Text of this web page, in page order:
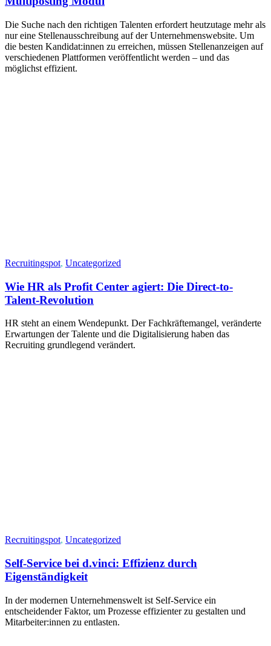
Die Suche nach den richtigen Talenten erfordert heutzutage mehr als
nur eine Stellenausschreibung auf der Unternehmenswebsite. Um
die besten Kandidat:innen zu erreichen, müssen Stellenanzeigen auf
verschiedenen Plattformen veröffentlicht werden – und das
möglichst effizient.
Recruitingspot, Uncategorized
Wie HR als Profit Center agiert: Die Direct-to-
Talent-Revolution
HR steht an einem Wendepunkt. Der Fachkräftemangel, veränderte
Erwartungen der Talente und die Digitalisierung haben das
Recruiting grundlegend verändert.
Recruitingspot, Uncategorized
Self-Service bei d.vinci: Effizienz durch
Eigenständigkeit
In der modernen Unternehmenswelt ist Self-Service ein
entscheidender Faktor, um Prozesse effizienter zu gestalten und
Mitarbeiter:innen zu entlasten.